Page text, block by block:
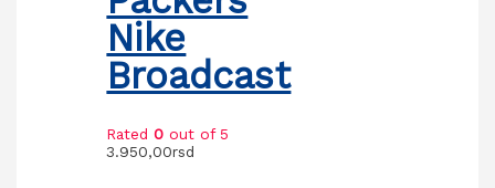
Nike
Broadcast
Rated0 out of 5
3.950,00rsd